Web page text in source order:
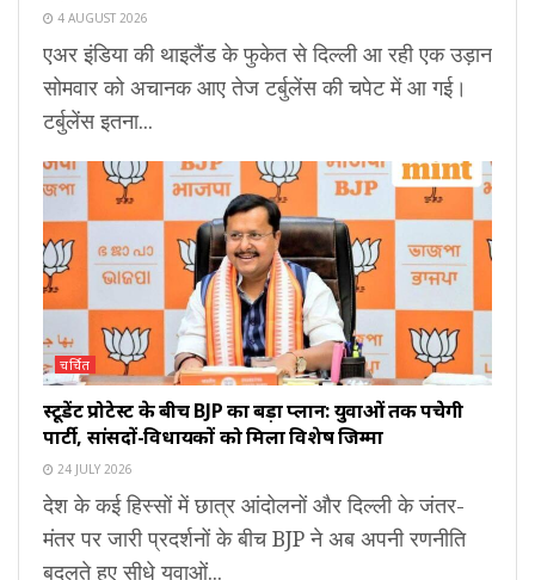
4 AUGUST 2026
एअर इंडिया की थाइलैंड के फुकेत से दिल्ली आ रही एक उड़ान
सोमवार को अचानक आए तेज टर्बुलेंस की चपेट में आ गई।
टर्बुलेंस इतना...
चर्चित
स्टूडेंट प्रोटेस्ट के बीच BJP का बड़ा प्लान: युवाओं तक पहुंचेगी
पार्टी, सांसदों-विधायकों को मिला विशेष जिम्मा
24 JULY 2026
देश के कई हिस्सों में छात्र आंदोलनों और दिल्ली के जंतर-
मंतर पर जारी प्रदर्शनों के बीच BJP ने अब अपनी रणनीति
बदलते हुए सीधे युवाओं...